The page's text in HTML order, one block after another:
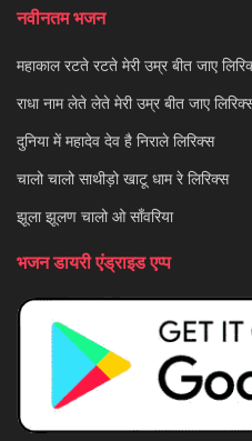
नवीनतम भजन
महाकाल रटते रटते मेरी उम्र बीत जाए
राधा नाम लेते लेते मेरी उम्र बीत जाए
दुनिया में महादेव देव है निराले लिरिक्स
चालो चालो साथीड़ो खाटू धाम रे लिरिक्स
झूला झूलण चालो ओ साँवरिया
भजन डायरी एंड्राइड एप्प